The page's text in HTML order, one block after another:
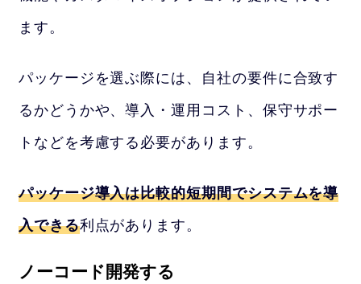
ます。
パッケージを選ぶ際には、自社の要件に合致す
るかどうかや、導入・運用コスト、保守サポー
トなどを考慮する必要があります。
パッケージ導入は比較的短期間でシステムを導
入できる利点があります。
ノーコード開発する